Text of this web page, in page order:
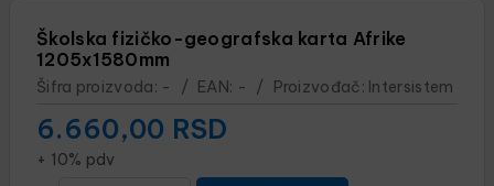
Školska fizičko-geografska karta Afrike
1205x1580mm
Šifra proizvoda: - / EAN: - / Proizvođač: Intersistem
6.660,00 RSD
+ 10% pdv